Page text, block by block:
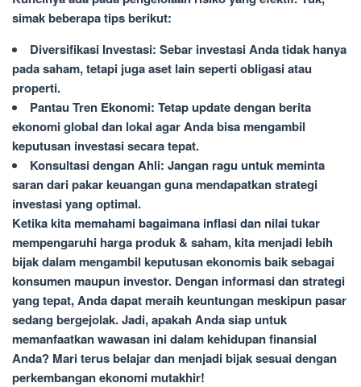
simak beberapa tips berikut:
Diversifikasi Investasi: Sebar investasi Anda tidak hanya
pada saham, tetapi juga aset lain seperti obligasi atau
properti.
Pantau Tren Ekonomi: Tetap update dengan berita
ekonomi global dan lokal agar Anda bisa mengambil
keputusan investasi secara tepat.
Konsultasi dengan Ahli: Jangan ragu untuk meminta
saran dari pakar keuangan guna mendapatkan strategi
investasi yang optimal.
Ketika kita memahami bagaimana inflasi dan nilai tukar
mempengaruhi harga produk & saham, kita menjadi lebih
bijak dalam mengambil keputusan ekonomis baik sebagai
konsumen maupun investor. Dengan informasi dan strategi
yang tepat, Anda dapat meraih keuntungan meskipun pasar
sedang bergejolak. Jadi, apakah Anda siap untuk
memanfaatkan wawasan ini dalam kehidupan finansial
Anda? Mari terus belajar dan menjadi bijak sesuai dengan
perkembangan ekonomi mutakhir!